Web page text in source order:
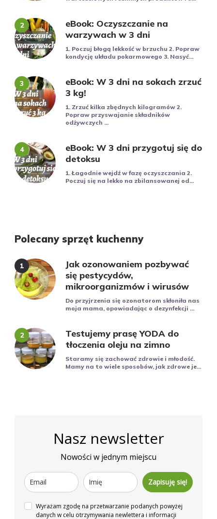
eBook: Oczyszczanie na
warzywach w 3 dni
1. Poczuj błogą lekkość w brzuchu 2. Popraw
kondycję układu pokarmowego 3. Nasyć...
eBook: W 3 dni na sokach zrzuć
3 kg!
1. Zrzuć kilka zbędnych kilogramów 2.
Popraw przyswajanie składników
odżywczych ...
eBook: W 3 dni przygotuj się do
detoksu
1. Łagodnie wejdź w fazę oczyszczania 2.
Poczuj się na lekko na zbilansowanej od...
Polecany sprzęt kuchenny
Jak ozonowaniem pozbywać
się pestycydów,
mikroorganizmów i wirusów
Do przyjrzenia się ozonatorom skłoniła nas
moja mama, opowiadając o dezynfekcji ...
Testujemy prasę YODA do
tłoczenia oleju na zimno
Staramy się zachować zdrowie i młodość.
Mamy na to wiele sposobów, jak zdrowe je...
Nasz newsletter
Nowości w jednym miejscu
Zapisuję się!
Wyrażam zgodę na przetwarzanie podanych powyżej
danych w celu otrzymywania newlettera i informacji